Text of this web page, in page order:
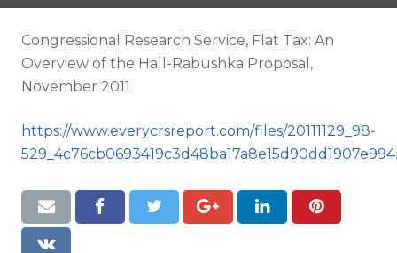
Congressional Research Service, Flat Tax: An
Overview of the Hall-Rabushka Proposal,
November 2011
https://www.everycrsreport.com/files/20111129_98-